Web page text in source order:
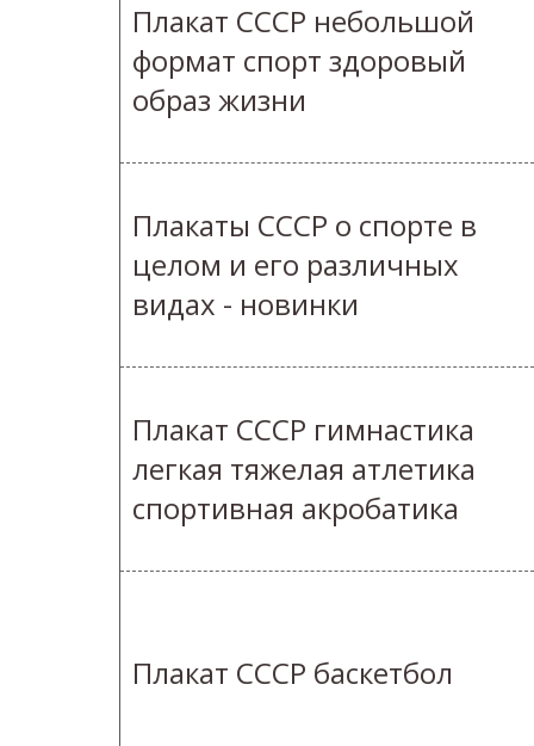
Плакат СССР небольшой
формат спорт здоровый
образ жизни
Плакаты СССР о спорте в
целом и его различных
видах - новинки
Плакат СССР гимнастика
легкая тяжелая атлетика
спортивная акробатика
Плакат СССР баскетбол